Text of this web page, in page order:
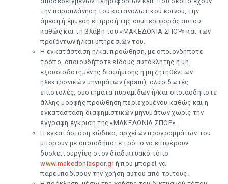
την παραπλάνηση του καταναλωτικού κοινού, την
άμεση ή έμμεση επιρροή της συμπεριφοράς αυτού
καθώς και τη βλάβη του «ΜΑΚΕΔΟΝΙΑ ΣΠΟΡ» και των
προϊόντων ή/και υπηρεσιών του.
Η εγκατάσταση ή/και προώθηση, με οποιονδήποτε
τρόπο, οποιουδήποτε είδους αυτόκλητης ή μη
εξουσιοδοτημένης διαφήμισης ή μη ζητηθέντων
ηλεκτρονικών μηνυμάτων (spam), αλυσιδωτές
επιστολές, συστήματα πυραμίδων ή/και οποιασδήποτε
άλλης μορφής προώθηση περιεχομένου καθώς και η
εγκατάσταση διαφημιστικών μηνυμάτων χωρίς την
έγγραφη έγκριση της «ΜΑΚΕΔΟΝΙΑ ΣΠΟΡ».
Η εγκατάσταση κώδικα, αρχείων προγραμμάτων που
μπορούν με οποιοδήποτε τρόπο να επιφέρουν
δυσλειτουργίες στον διαδικτυακό τόπο
www.makedoniaspor.grή που μπορεί να
παρεμποδίσουν την χρήση αυτού από τρίτους.